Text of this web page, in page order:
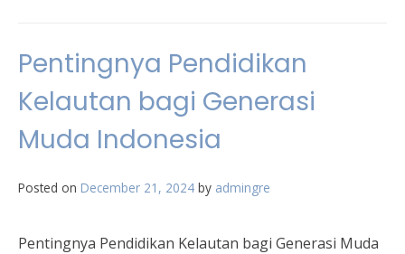
Pentingnya Pendidikan
Kelautan bagi Generasi
Muda Indonesia
Posted on December 21, 2024 by admingre
Pentingnya Pendidikan Kelautan bagi Generasi Muda